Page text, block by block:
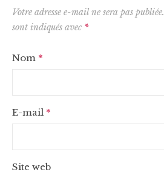
Votre adresse e-mail ne sera pas publiée.
sont indiqués avec *
Nom *
E-mail *
Site web